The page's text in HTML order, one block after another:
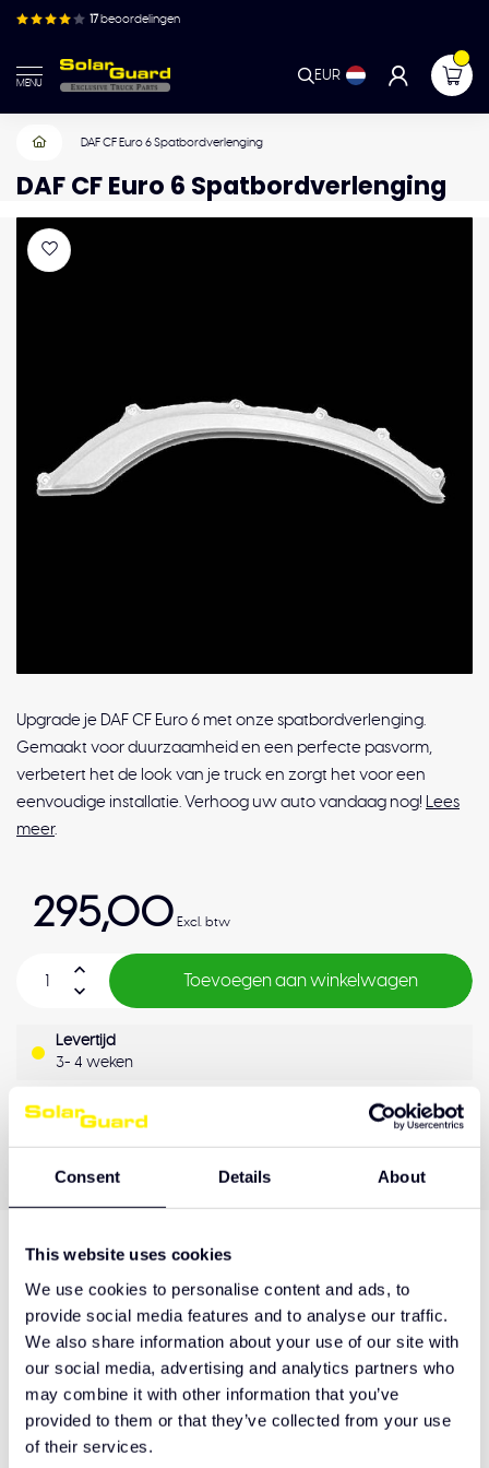
Consent Details About
This website uses cookies
We use cookies to personalise content and ads, to
provide social media features and to analyse our traffic.
We also share information about your use of our site with
our social media, advertising and analytics partners who
may combine it with other information that you’ve
provided to them or that they’ve collected from your use
of their services.
17 beoordelingen
MENU
EUR
DAF CF Euro 6 Spatbordverlenging
DAF CF Euro 6 Spatbordverlenging
Upgrade je DAF CF Euro 6 met onze spatbordverlenging.
Gemaakt voor duurzaamheid en een perfecte pasvorm,
verbetert het de look van je truck en zorgt het voor een
eenvoudige installatie. Verhoog uw auto vandaag nog! Lees
meer.
295,00 Excl. btw
Toevoegen aan winkelwagen
Levertijd
3- 4 weken
OEM Kwaliteit Kwaliteitsgarantie
Hulp nodig bij het maken van de juiste keuze
of het product afhalen?
Neem contact op